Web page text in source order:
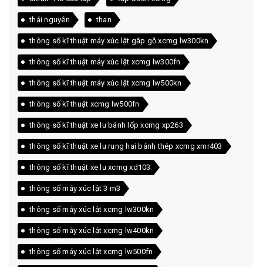
thái nguyên than
thông số kĩ thuật máy xúc lật gắp gỗ xcmg lw300kn
thông số kĩ thuật máy xúc lật xcmg lw300fn
thông số kĩ thuật máy xúc lật xcmg lw500kn
thông số kĩ thuật xcmg lw500fn
thông số kĩ thuật xe lu bánh lốp xcmg xp263
thông số kĩ thuật xe lu rung hai bánh thép xcmg xmr403
thông số kĩ thuật xe lu xcmg xd103
thông số máy xúc lật 3 m3
thông số máy xúc lật xcmg lw300kn
thông số máy xúc lật xcmg lw400kn
thông số máy xúc lật xcmg lw500fn